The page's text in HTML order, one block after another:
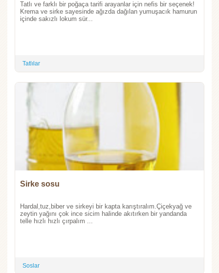
Tatlı ve farklı bir poğaça tarifi arayanlar için nefis bir seçenek!
Krema ve sirke sayesinde ağızda dağılan yumuşacık hamurun
içinde sakızlı lokum sür...
Tatlılar
Sirke sosu
Hardal,tuz,biber ve sirkeyi bir kapta karıştıralım.Çiçekyağ ve
zeytin yağını çok ince sicim halinde akıtırken bir yandanda
telle hızlı hızlı çırpalım ...
Soslar